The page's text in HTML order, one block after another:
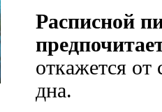
Расписной
откажется
дна.